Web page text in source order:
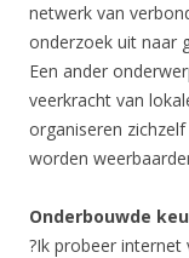
netwerk van
onderzoek uit naar
Een ander
veerkracht van
organiseren
worden
Onderbouwde
?Ik probeer internet